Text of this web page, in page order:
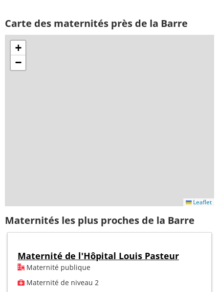
Carte des maternités près de la Barre
+
−
Leaflet
Maternités les plus proches de la Barre
Maternité de l'Hôpital Louis Pasteur
Maternité publique
Maternité de niveau 2